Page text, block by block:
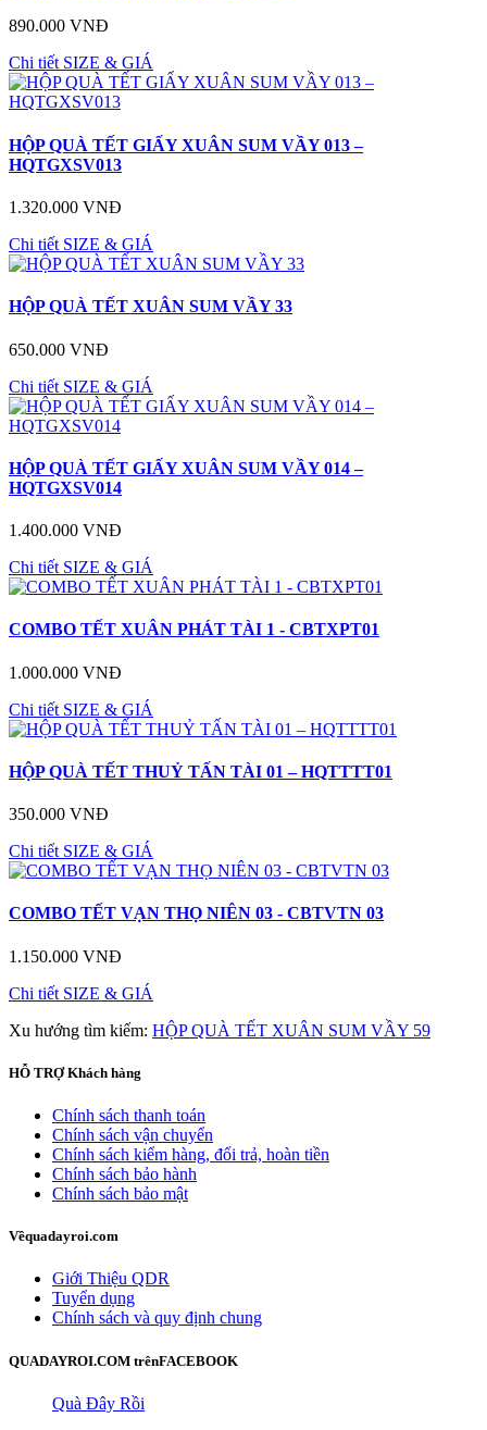
890.000 VNĐ
Chi tiết SIZE & GIÁ
HỘP QUÀ TẾT GIẤY XUÂN SUM VẦY 013 –
HQTGXSV013
1.320.000 VNĐ
Chi tiết SIZE & GIÁ
HỘP QUÀ TẾT XUÂN SUM VẦY 33
650.000 VNĐ
Chi tiết SIZE & GIÁ
HỘP QUÀ TẾT GIẤY XUÂN SUM VẦY 014 –
HQTGXSV014
1.400.000 VNĐ
Chi tiết SIZE & GIÁ
COMBO TẾT XUÂN PHÁT TÀI 1 - CBTXPT01
1.000.000 VNĐ
Chi tiết SIZE & GIÁ
HỘP QUÀ TẾT THUỶ TẤN TÀI 01 – HQTTTT01
350.000 VNĐ
Chi tiết SIZE & GIÁ
COMBO TẾT VẠN THỌ NIÊN 03 - CBTVTN 03
1.150.000 VNĐ
Chi tiết SIZE & GIÁ
Xu hướng tìm kiếm: HỘP QUÀ TẾT XUÂN SUM VẦY 59
HỖ TRỢKhách hàng
Chính sách thanh toán
Chính sách vận chuyển
Chính sách kiểm hàng, đổi trả, hoàn tiền
Chính sách bảo hành
Chính sách bảo mật
Vềquadayroi.com
Giới Thiệu QDR
Tuyển dụng
Chính sách và quy định chung
QUADAYROI.COM trênFACEBOOK
Quà Đây Rồi